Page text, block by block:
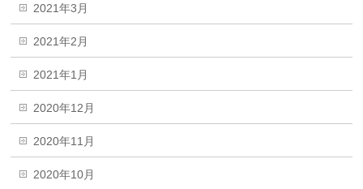
2021年3月
2021年2月
2021年1月
2020年12月
2020年11月
2020年10月